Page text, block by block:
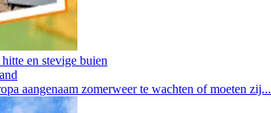
en stevige buien
aangenaam zomerweer te wachten of moeten zij...